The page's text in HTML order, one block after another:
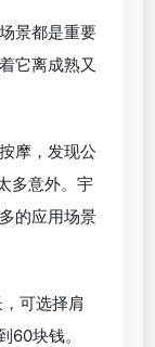
景都是重要
它离成熟又
摩，发现公
多意外。宇
的应用场景
可选择肩
60块钱。